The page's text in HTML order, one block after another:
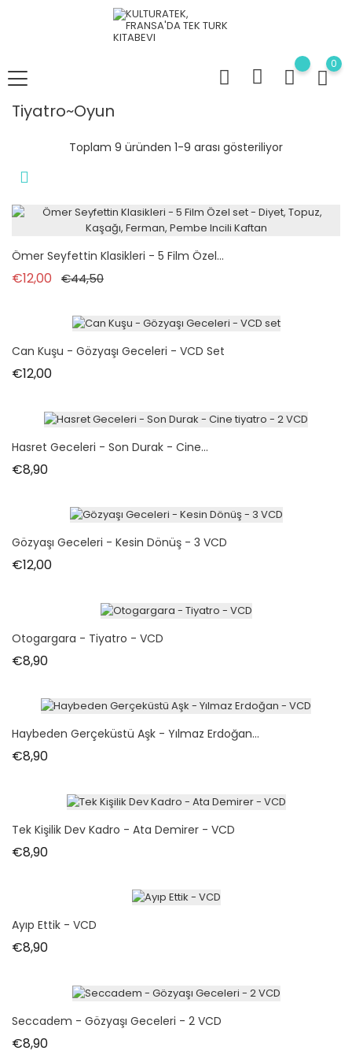
0
Tiyatro~Oyun
Toplam 9 üründen 1-9 arası gösteriliyor
Ömer Seyfettin Klasikleri - 5 Film Özel...
€12,00 Normal fiyat
€44,50Fiyat
Can Kuşu - Gözyaşı Geceleri - VCD Set
€12,00Fiyat
Hasret Geceleri - Son Durak - Cine...
€8,90Fiyat
Gözyaşı Geceleri - Kesin Dönüş - 3 VCD
€12,00Fiyat
Otogargara - Tiyatro - VCD
€8,90Fiyat
Haybeden Gerçeküstü Aşk - Yılmaz Erdoğan...
€8,90Fiyat
Tek Kişilik Dev Kadro - Ata Demirer - VCD
€8,90Fiyat
Ayıp Ettik - VCD
€8,90Fiyat
Seccadem - Gözyaşı Geceleri - 2 VCD
€8,90Fiyat